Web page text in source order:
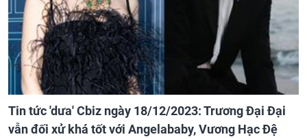
Tin tức 'dưa' Cbiz ngày 18/12/2023: Trương Đại Đại
vẫn đối xử khá tốt với Angelababy, Vương Hạc Đệ